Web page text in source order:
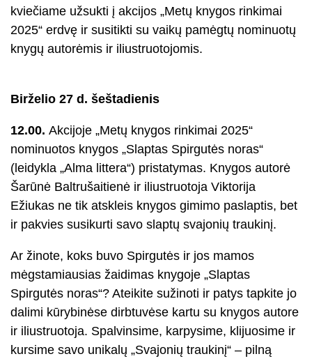
kviečiame užsukti į akcijos „Metų knygos rinkimai
2025“ erdvę ir susitikti su vaikų pamėgtų nominuotų
knygų autorėmis ir iliustruotojomis.
Birželio 27 d. šeštadienis
12.00. Akcijoje „Metų knygos rinkimai 2025“
nominuotos knygos „Slaptas Spirgutės noras“
(leidykla „Alma littera“) pristatymas. Knygos autorė
Šarūnė Baltrušaitienė ir iliustruotoja Viktorija
Ežiukas ne tik atskleis knygos gimimo paslaptis, bet
ir pakvies susikurti savo slaptų svajonių traukinį.
Ar žinote, koks buvo Spirgutės ir jos mamos
mėgstamiausias žaidimas knygoje „Slaptas
Spirgutės noras“? Ateikite sužinoti ir patys tapkite jo
dalimi kūrybinėse dirbtuvėse kartu su knygos autore
ir iliustruotoja. Spalvinsime, karpysime, klijuosime ir
kursime savo unikalų „Svajonių traukinį“ – pilną